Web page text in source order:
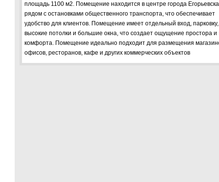
площадь 1100 м2. Помещение находится в центре города
рядом с остановками общественного транспорта, что обеспечивает
удобство для клиентов. Помещение имеет отдельный вход, парковку,
высокие потолки и большие окна, что создает ощущение простора и
комфорта. Помещение идеально подходит для размещения
офисов, ресторанов, кафе и других коммерческих объектов